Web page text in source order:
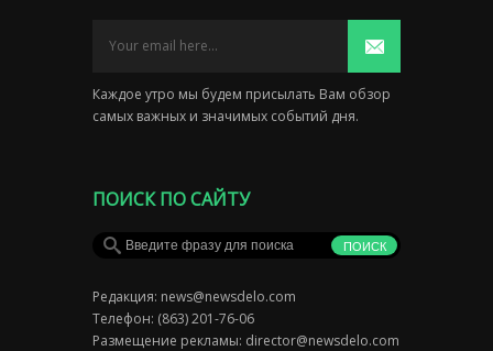
Каждое утро мы будем присылать Вам обзор
самых важных и значимых событий дня.
ПОИСК ПО САЙТУ
Редакция: news@newsdelo.com
Телефон: (863) 201-76-06
Размещение рекламы: director@newsdelo.com